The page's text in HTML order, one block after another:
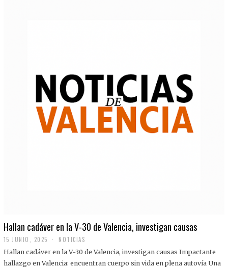
Hallan cadáver en la V-30 de Valencia, investigan causas
15 JUNIO, 2025 NOTICIAS
Hallan cadáver en la V-30 de Valencia, investigan causas Impactante
hallazgo en Valencia: encuentran cuerpo sin vida en plena autovía Una